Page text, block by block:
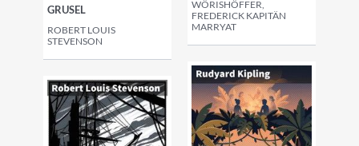
WÖRISHÖFFER,
FREDERICK KAPITÄN
MARRYAT
GRUSEL
ROBERT LOUIS
STEVENSON